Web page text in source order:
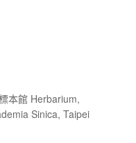
本館 Herbarium,
Sinica, Taipei